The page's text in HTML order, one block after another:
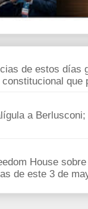
de estos días
a
House
de este 3 de